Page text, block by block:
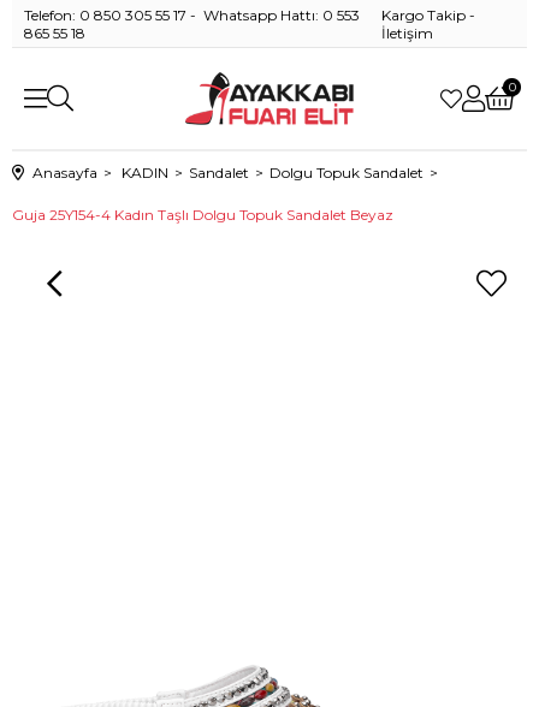
Telefon: 0 850 305 55 17 - Whatsapp Hattı: 0 553
865 55 18
Kargo Takip -
İletişim
0
Anasayfa KADIN Sandalet Dolgu Topuk Sandalet
Guja 25Y154-4 Kadın Taşlı Dolgu Topuk Sandalet Beyaz